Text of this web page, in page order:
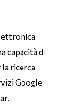
capacità di
ricerca
Google